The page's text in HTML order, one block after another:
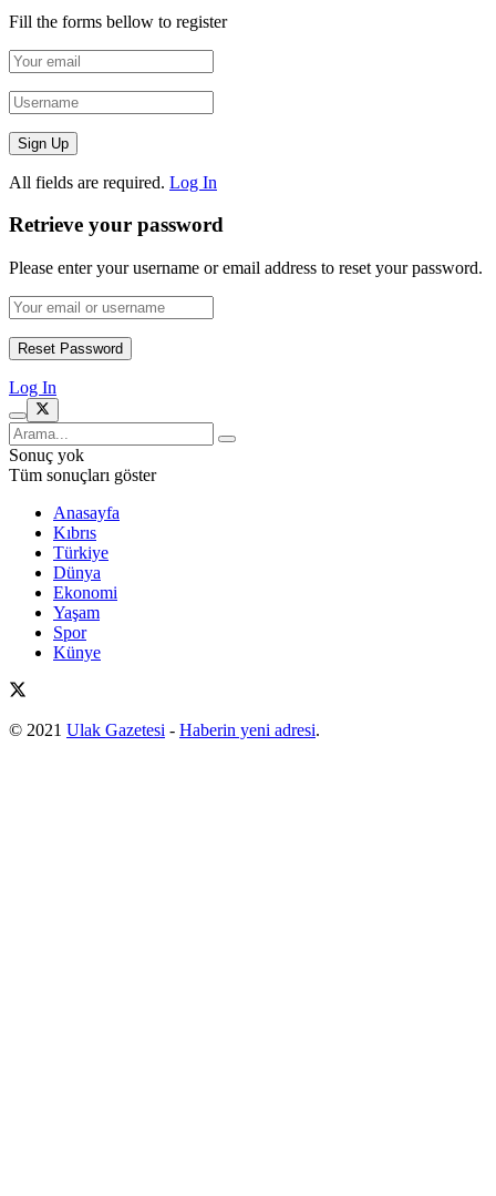
Fill the forms bellow to register
All fields are required. Log In
Retrieve your password
Please enter your username or email address to reset your password.
Log In
Sonuç yok
Tüm sonuçları göster
Anasayfa
Kıbrıs
Türkiye
Dünya
Ekonomi
Yaşam
Spor
Künye
© 2021 Ulak Gazetesi - Haberin yeni adresi.